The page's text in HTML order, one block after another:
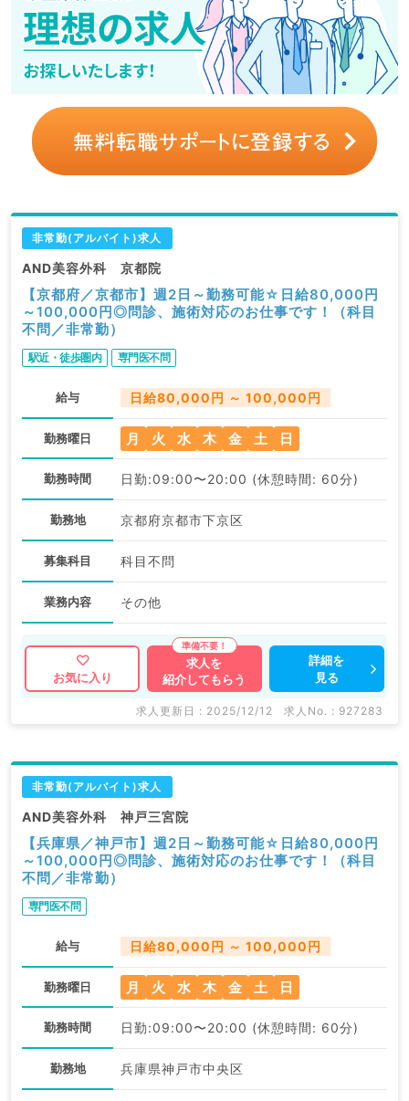
非常勤(アルバイト)求人
AND美容外科 京都院
【京都府／京都市】週2日～勤務可能☆日給80,000円
～100,000円◎問診、施術対応のお仕事です！（科目
不問／非常勤）
駅近・徒歩圏内 専門医不問
給与 日給80,000円 ～ 100,000円
勤務曜日 月 火 水 木 金 土 日
勤務時間 日勤:09:00〜20:00 (休憩時間: 60分)
勤務地 京都府京都市下京区
募集科目 科目不問
業務内容 その他
お気に入り
求人を
紹介してもらう
詳細を
見る
求人更新日 : 2025/12/12 求人No. : 927283
非常勤(アルバイト)求人
AND美容外科 神戸三宮院
【兵庫県／神戸市】週2日～勤務可能☆日給80,000円
～100,000円◎問診、施術対応のお仕事です！（科目
不問／非常勤）
専門医不問
給与 日給80,000円 ～ 100,000円
勤務曜日 月 火 水 木 金 土 日
勤務時間 日勤:09:00〜20:00 (休憩時間: 60分)
勤務地 兵庫県神戸市中央区